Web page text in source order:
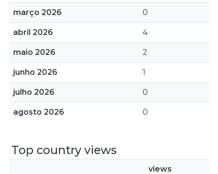
março 2026 0
abril 2026 4
maio 2026 2
junho 2026 1
julho 2026 0
agosto 2026 0
Top country views
views